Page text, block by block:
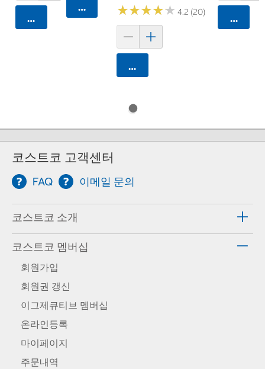
카트에 담기
카트에 담기
★★★★★
★★★★★ 4.2 (20)
카트에 담기
카트에
코스트코 고객센터
FAQ 이메일 문의
코스트코 소개
코스트코 멤버십
회원가입
회원권 갱신
이그제큐티브 멤버십
온라인등록
마이페이지
주문내역